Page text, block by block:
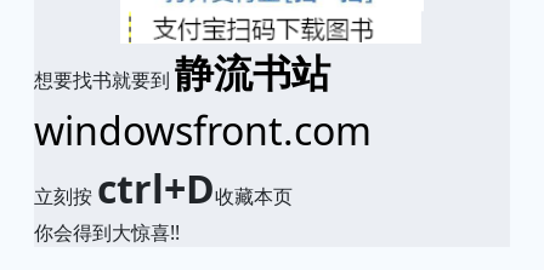
想要找书就要到 静流书站
windowsfront.com
立刻按 ctrl+D收藏本页
你会得到大惊喜!!